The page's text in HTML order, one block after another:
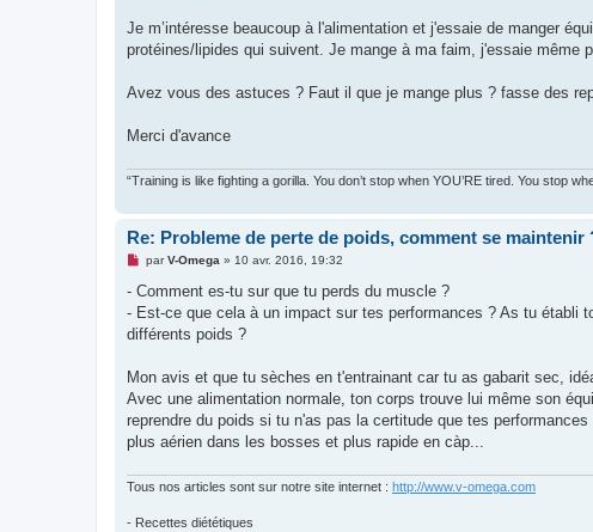
Je m’intéresse beaucoup à l'alimentation et j'essaie de manger
protéines/lipides qui suivent. Je mange à ma faim, j'essaie même
Avez vous des astuces ? Faut il que je mange plus ? fasse des
Merci d'avance
“Training is like fighting a gorilla. You don’t stop when YOU’RE tired. You stop
Re: Probleme de perte de poids, comment se maintenir
M
s
a
g
o
l
u
parV-Omega» 10 avr. 2016, 19:32
- Comment es-tu sur que tu perds du muscle ?
- Est-ce que cela à un impact sur tes performances ? As tu établi
différents poids ?
Mon avis et que tu sèches en t'entrainant car tu as gabarit sec,
Avec une alimentation normale, ton corps trouve lui même son
reprendre du poids si tu n'as pas la certitude que tes
plus aérien dans les bosses et plus rapide en càp...
Tous nos articles sont sur notre site internet : http://www.v-omega.com
- Recettes diététiques